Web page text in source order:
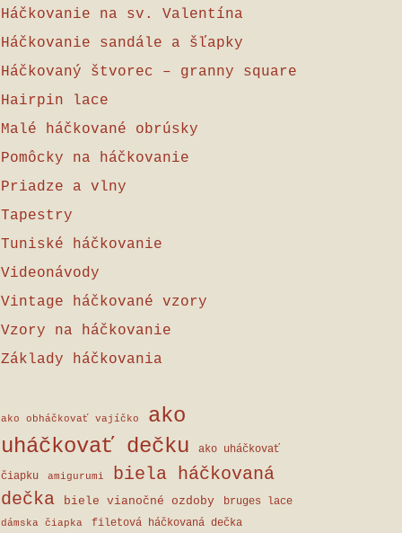
Háčkovanie na sv. Valentína
Háčkovanie sandále a šľapky
Háčkovaný štvorec – granny square
Hairpin lace
Malé háčkované obrúsky
Pomôcky na háčkovanie
Priadze a vlny
Tapestry
Tuniské háčkovanie
Videonávody
Vintage háčkované vzory
Vzory na háčkovanie
Základy háčkovania
ako obháčkovať vajíčko
ako
uháčkovať dečku
ako uháčkovať
čiapku amigurumi
biela háčkovaná
dečka
biele vianočné ozdoby bruges lace
dámska čiapka filetová háčkovaná dečka